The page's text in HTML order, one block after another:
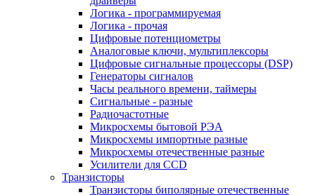
Логика - программируемая
Логика - прочая
Цифровые потенциометры
Аналоговые ключи, мультиплексоры
Цифровые сигнальные процессоры (DSP)
Генераторы сигналов
Часы реального времени, таймеры
Сигнальные - разные
Радиочастотные
Микросхемы бытовой РЭА
Микросхемы импортные разные
Микросхемы отечественные разные
Усилители для CCD
Транзисторы
Транзисторы биполярные отечественные